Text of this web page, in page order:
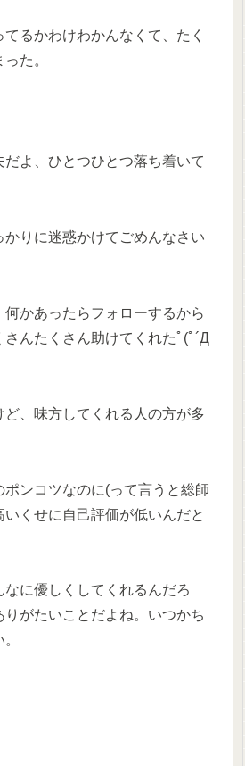
るかわけわかんなくて、たく
た。
よ、ひとつひとつ落ち着いて
りに迷惑かけてごめんなさい
かあったらフォローするから
んたくさん助けてくれたﾟ(ﾟ´Д
、味方してくれる人の方が多
ンコツなのに(って言うと総師
くせに自己評価が低いんだと
なに優しくしてくれるんだろ
りがたいことだよね。いつかち